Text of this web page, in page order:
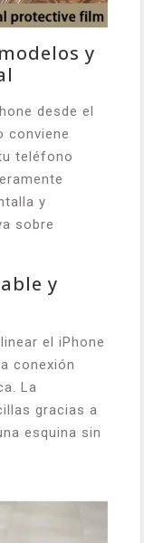
y
desde el
conviene
teléfono
y
sobre
y
el iPhone
conexión
La
gracias a
esquina sin